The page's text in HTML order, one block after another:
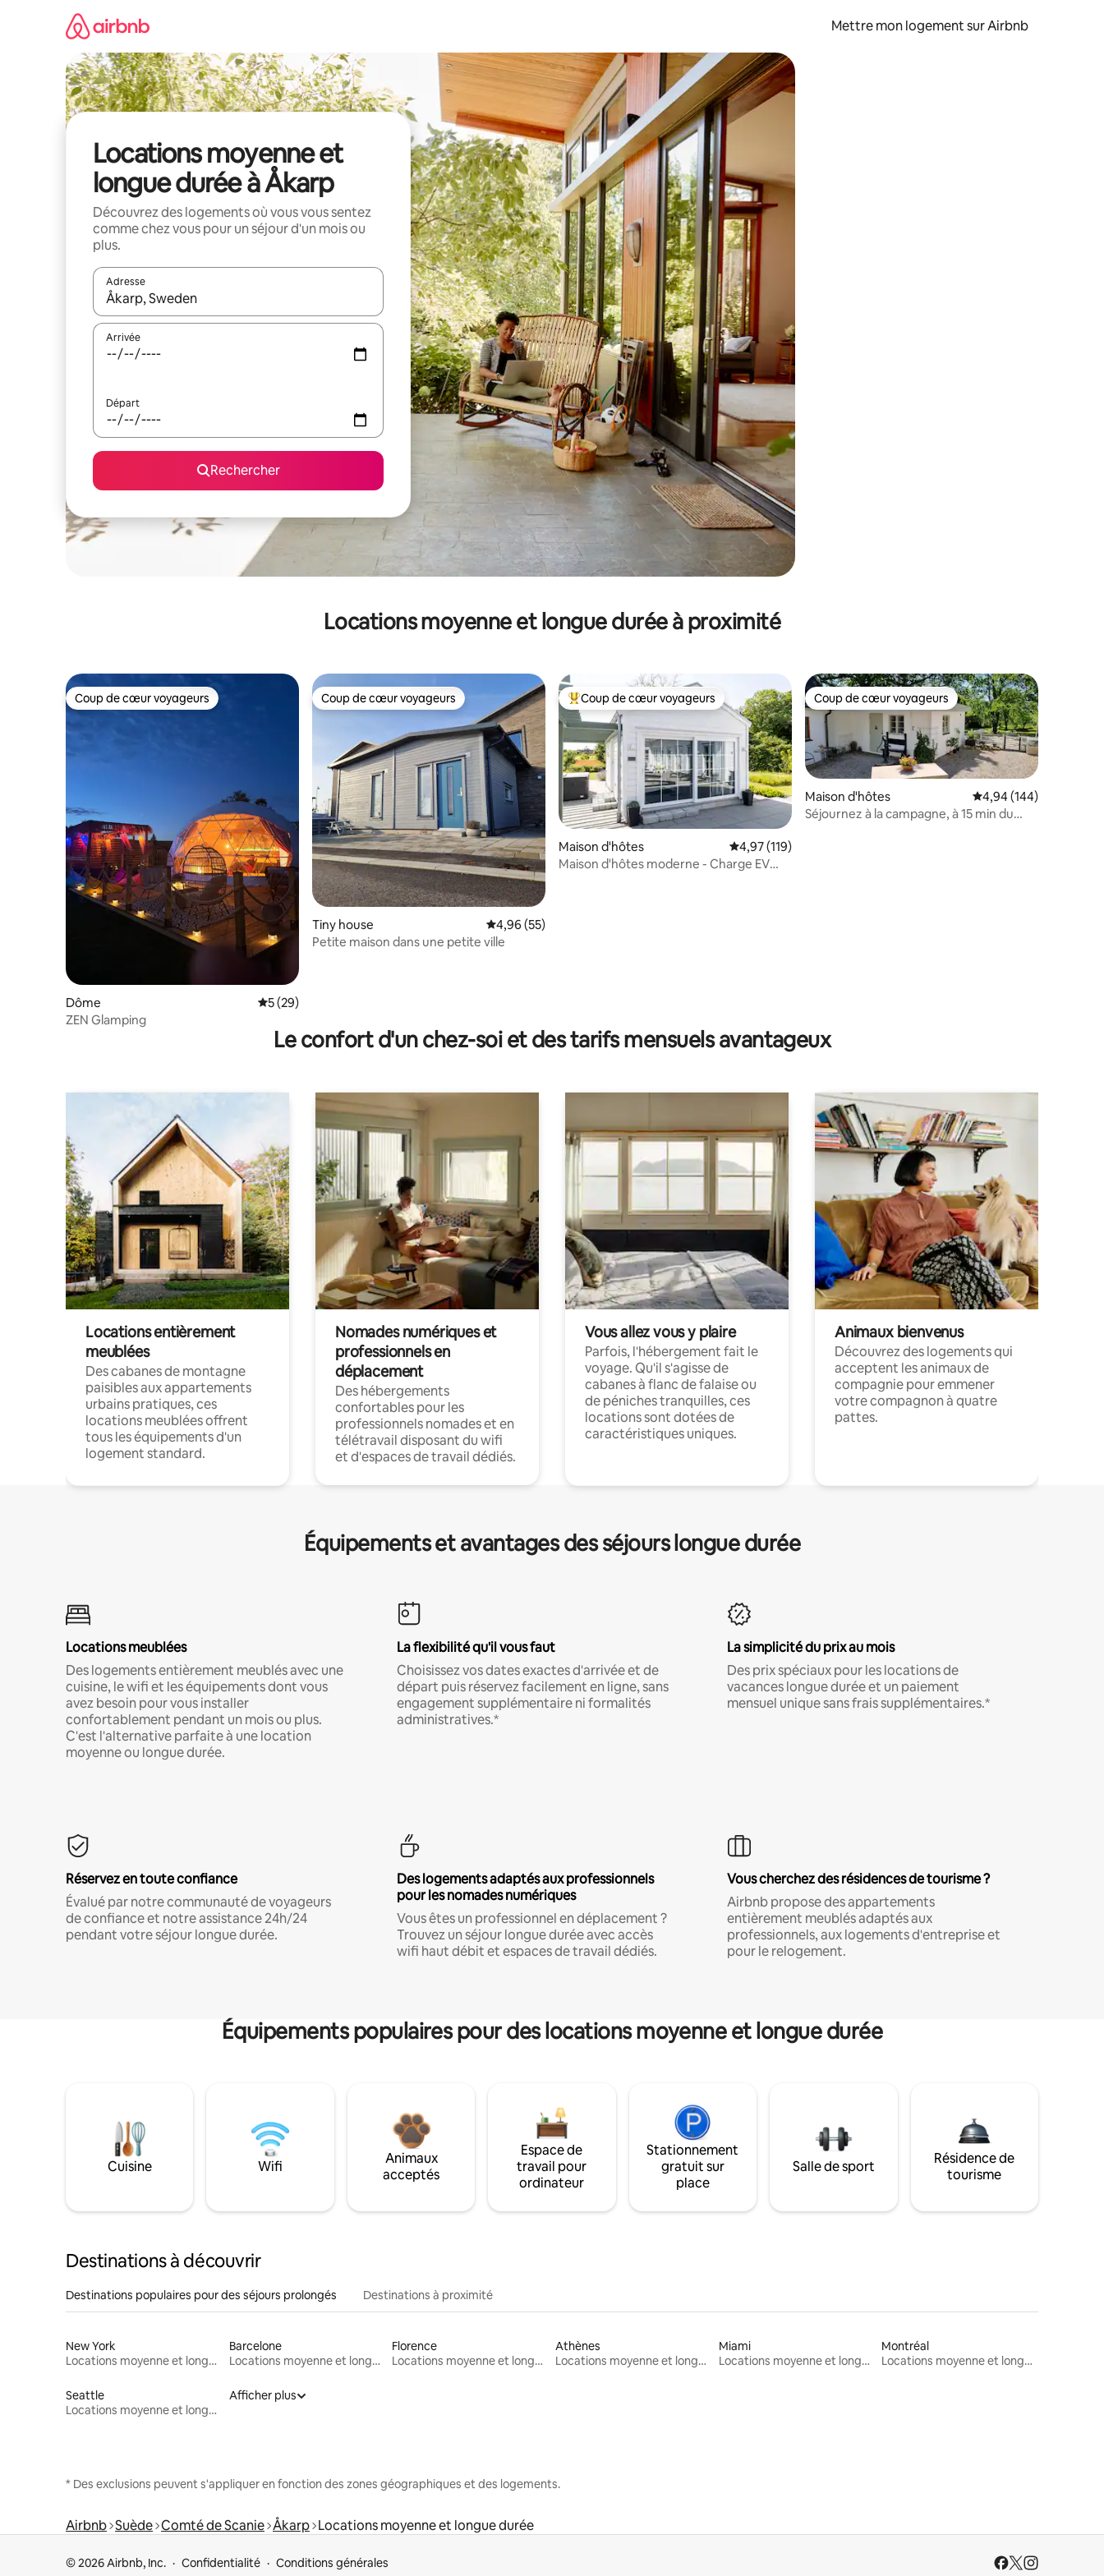
Mettre mon logement sur Airbnb
Locations moyenne et
longue durée à Åkarp
Découvrez des logements où vous vous sentez
comme chez vous pour un séjour d'un mois ou
plus.
Adresse
Lorsque les résultats s'affichent, utilisez les flèches vers le haut et vers le bas pour les parcourir ou en appuyant et en faisant glisser.
Arrivée
Départ
Rechercher
Locations moyenne et longue durée à proximité
Coup de cœur voyageurs
Coup de cœur voyageurs
Dôme Évaluation moyenne sur la base de 29 commentaires : 5 sur 5
5 (29)
ZEN Glamping
Coup de cœur voyageurs
Coup de cœur voyageurs
Tiny house Évaluation moyenne sur la base de 55 commentaires : 4,96 sur 5
4,96 (55)
Petite maison dans une petite ville
Coups de cœur voyageurs les plus appréciés
Coup de cœur voyageurs
Maison d'hôtes Évaluation moyenne sur la base de 119 commentaires : 4,97 sur 5
4,97 (119)
Maison d'hôtes moderne - Charge EV
Coup de cœur voyageurs
Coup de cœur voyageurs
Maison d'hôtes Évaluation moyenne
4,94 (144)
Séjournez à la campagne, à 15 min du
Le confort d'un chez-soi et des tarifs mensuels avantageux
Locations entièrement
meublées
Des cabanes de montagne
paisibles aux appartements
urbains pratiques, ces
locations meublées offrent
tous les équipements d'un
logement standard.
Nomades numériques et
professionnels en
déplacement
Des hébergements
confortables pour les
professionnels nomades et en
télétravail disposant du wifi
et d'espaces de travail dédiés.
Vous allez vous y plaire
Parfois, l'hébergement fait le
voyage. Qu'il s'agisse de
cabanes à flanc de falaise ou
de péniches tranquilles, ces
locations sont dotées de
caractéristiques uniques.
Animaux bienvenus
Découvrez des logements qui
acceptent les animaux de
compagnie pour emmener
votre compagnon à quatre
pattes.
Équipements et avantages des séjours longue durée
Locations meublées
Des logements entièrement meublés avec une
cuisine, le wifi et les équipements dont vous
avez besoin pour vous installer
confortablement pendant un mois ou plus.
C'est l'alternative parfaite à une location
moyenne ou longue durée.
La flexibilité qu'il vous faut
Choisissez vos dates exactes d'arrivée et de
départ puis réservez facilement en ligne, sans
engagement supplémentaire ni formalités
administratives.*
La simplicité du prix au mois
Des prix spéciaux pour les locations de
vacances longue durée et un paiement
mensuel unique sans frais supplémentaires.*
Réservez en toute confiance
Évalué par notre communauté de voyageurs
de confiance et notre assistance 24h/24
pendant votre séjour longue durée.
Des logements adaptés aux professionnels
pour les nomades numériques
Vous êtes un professionnel en déplacement ?
Trouvez un séjour longue durée avec accès
wifi haut débit et espaces de travail dédiés.
Vous cherchez des résidences de tourisme ?
Airbnb propose des appartements
entièrement meublés adaptés aux
professionnels, aux logements d'entreprise et
pour le relogement.
Équipements populaires pour des locations moyenne et longue durée
Cuisine Wifi
Animaux
acceptés
Espace de
travail pour
ordinateur
Stationnement
gratuit sur
place
Salle de sport
Résidence de
tourisme
Destinations à découvrir
Destinations populaires pour des séjours prolongés Destinations à proximité
New York
Locations moyenne et longue durée
Barcelone
Locations moyenne et longue durée
Florence
Locations moyenne et longue durée
Athènes
Locations moyenne et longue durée
Miami
Locations moyenne et longue durée
Montréal
Locations moyenne et longue durée
Seattle
Locations moyenne et longue durée
Afficher plus
* Des exclusions peuvent s'appliquer en fonction des zones géographiques et des logements.
Airbnb Suède Comté de Scanie Åkarp Locations moyenne et longue durée
© 2026 Airbnb, Inc. Confidentialité Conditions générales